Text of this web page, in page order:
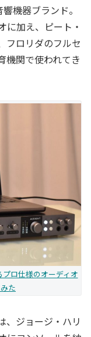
機器ブランド。
に加え、ピート・
フロリダのフルセ
機関で使われてき
ロ仕様のオーディオ
た
、ジョージ・ハリ